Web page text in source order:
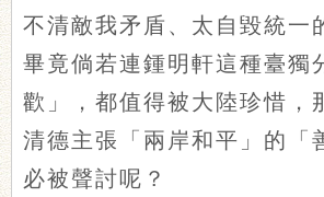
不清敵我矛盾、太自毀統一
畢竟倘若連鍾明軒這種臺獨
歡」，都值得被大陸珍惜，
清德主張「兩岸和平」的「
必被聲討呢？